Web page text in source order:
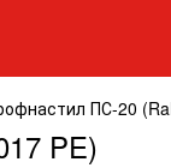
ПС-20
PE)